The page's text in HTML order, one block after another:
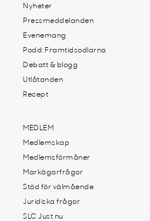
Nyheter
Pressmeddelanden
Evenemang
Podd: Framtidsodlarna
Debatt & blogg
Utlåtanden
Recept
MEDLEM
Medlemskap
Medlemsförmåner
Markägarfrågor
Stöd för välmående
Juridiska frågor
SLC Just nu